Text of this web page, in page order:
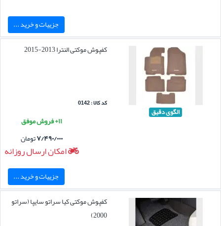
جزییات و خرید ...
الگوی دقیق
کفپوش موکتی النترا 2013-2015
کد کالا : 0142
۱۱+ فروش موفق
۷/۴۹۰/۰۰۰تومان
امکان ارسال روزانه
جزییات و خرید ...
کفپوش موکتی کیا سراتو سایپا (سراتو
2000)